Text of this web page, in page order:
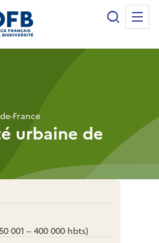
de la biodiversité
Recherche
urbaine de
France
001 – 400 000 hbts)